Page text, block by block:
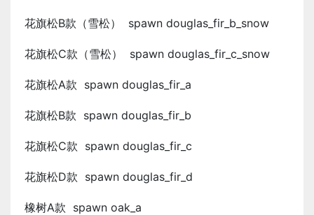
花旗松B款（雪松） spawn douglas_fir_b_snow
花旗松C款（雪松） spawn douglas_fir_c_snow
花旗松A款 spawn douglas_fir_a
花旗松B款 spawn douglas_fir_b
花旗松C款 spawn douglas_fir_c
花旗松D款 spawn douglas_fir_d
橡树A款 spawn oak_a